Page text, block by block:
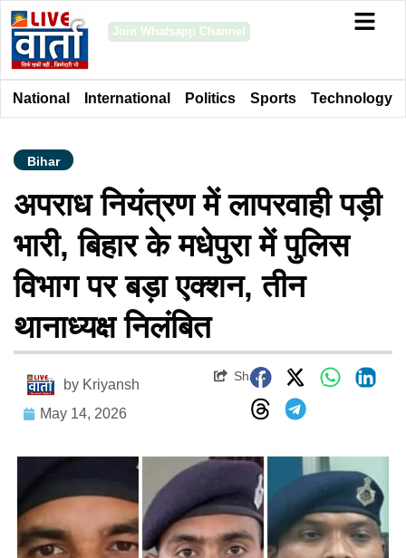
Join Whatsapp Channel
National International Politics Sports Technology
Bihar
अपराध नियंत्रण में लापरवाही पड़ी
भारी, बिहार के मधेपुरा में पुलिस
विभाग पर बड़ा एक्शन, तीन
थानाध्यक्ष निलंबित
by Kriyansh
May 14, 2026
Share